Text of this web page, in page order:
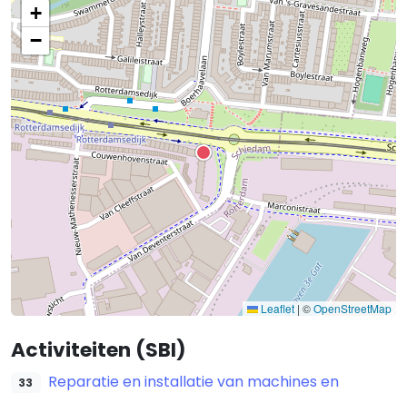
+
−
Leaflet | ©OpenStreetMap
Activiteiten (SBI)
33
Reparatie en installatie van machines en